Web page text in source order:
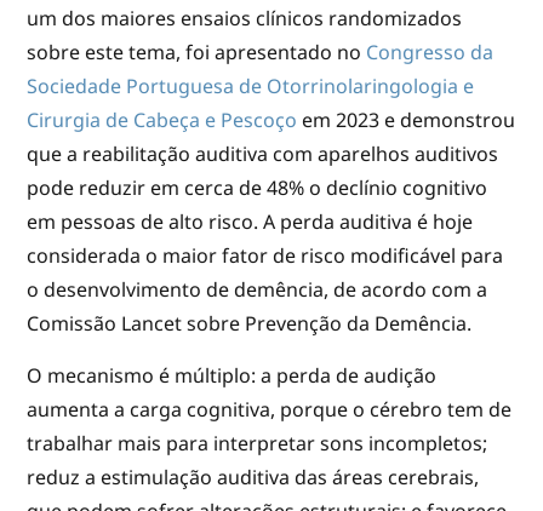
um dos maiores ensaios clínicos randomizados
sobre este tema, foi apresentado no Congresso da
Sociedade Portuguesa de Otorrinolaringologia e
Cirurgia de Cabeça e Pescoço em 2023 e demonstrou
que a reabilitação auditiva com aparelhos auditivos
pode reduzir em cerca de 48% o declínio cognitivo
em pessoas de alto risco. A perda auditiva é hoje
considerada o maior fator de risco modificável para
o desenvolvimento de demência, de acordo com a
Comissão Lancet sobre Prevenção da Demência.
O mecanismo é múltiplo: a perda de audição
aumenta a carga cognitiva, porque o cérebro tem de
trabalhar mais para interpretar sons incompletos;
reduz a estimulação auditiva das áreas cerebrais,